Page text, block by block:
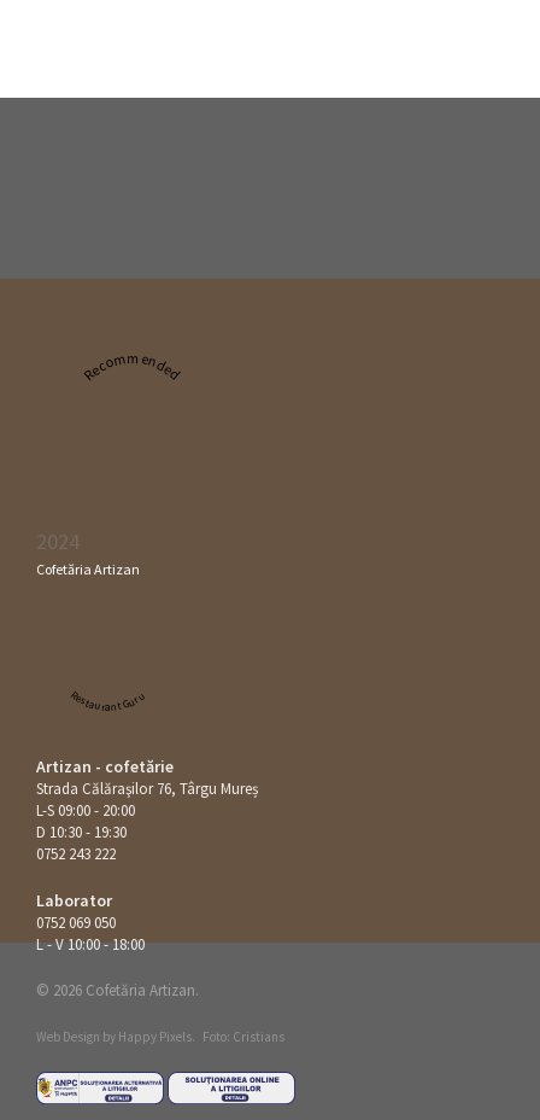
Recommended
2024
Cofetăria Artizan
Restaurant Guru
Artizan - cofetărie
Strada Călăraşilor 76, Târgu Mureș
L-S 09:00 - 20:00
D 10:30 - 19:30
0752 243 222
Laborator
0752 069 050
L - V 10:00 - 18:00
© 2026 Cofetăria Artizan.
Web Design by Happy Pixels. Foto: Cristians